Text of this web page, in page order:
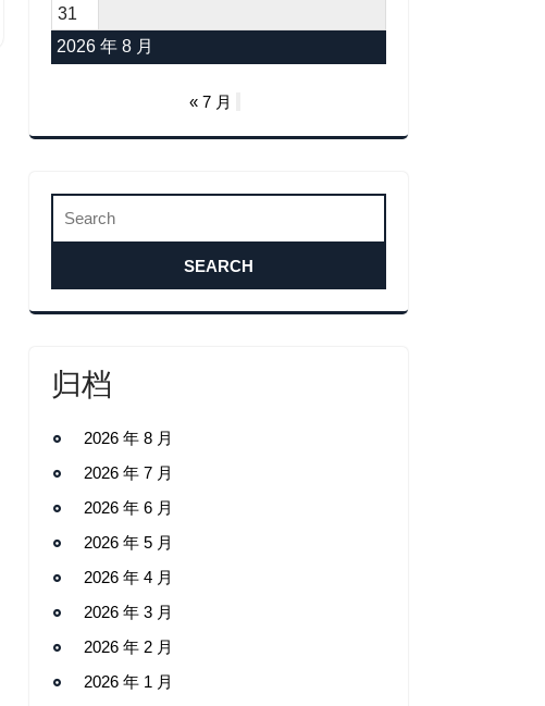
2026 年 8 月
31
« 7 月
归档
2026 年 8 月
2026 年 7 月
2026 年 6 月
2026 年 5 月
2026 年 4 月
2026 年 3 月
2026 年 2 月
2026 年 1 月